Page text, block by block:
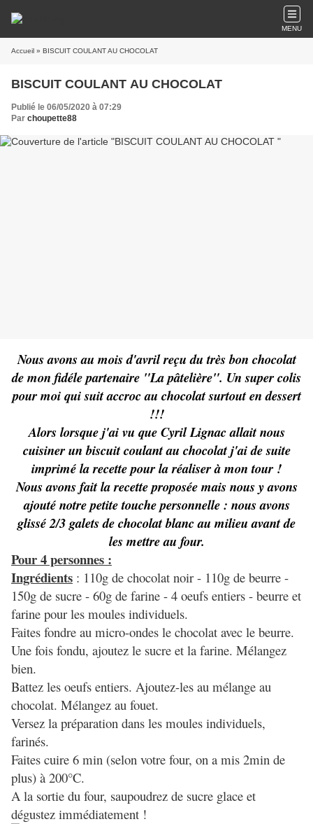
MENU
Accueil » BISCUIT COULANT AU CHOCOLAT
BISCUIT COULANT AU CHOCOLAT
Publié le 06/05/2020 à 07:29
Par choupette88
Nous avons au mois d'avril reçu du très bon chocolat
de mon fidéle partenaire "La pâtelière". Un super colis
pour moi qui suit accroc au chocolat surtout en dessert
!!!
Alors lorsque j'ai vu que Cyril Lignac allait nous
cuisiner un biscuit coulant au chocolat j'ai de suite
imprimé la recette pour la réaliser à mon tour !
Nous avons fait la recette proposée mais nous y avons
ajouté notre petite touche personnelle : nous avons
glissé 2/3 galets de chocolat blanc au milieu avant de
les mettre au four.
Pour 4 personnes :
Ingrédients : 110g de chocolat noir - 110g de beurre -
150g de sucre - 60g de farine - 4 oeufs entiers - beurre et
farine pour les moules individuels.
Faites fondre au micro-ondes le chocolat avec le beurre.
Une fois fondu, ajoutez le sucre et la farine. Mélangez
bien.
Battez les oeufs entiers. Ajoutez-les au mélange au
chocolat. Mélangez au fouet.
Versez la préparation dans les moules individuels,
farinés.
Faites cuire 6 min (selon votre four, on a mis 2min de
plus) à 200°C.
A la sortie du four, saupoudrez de sucre glace et
dégustez immédiatement !